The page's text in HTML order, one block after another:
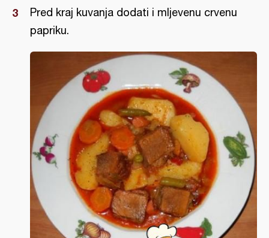
Pred kraj kuvanja dodati i mljevenu crvenu
papriku.